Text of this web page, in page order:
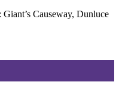
Causeway, Dunluce